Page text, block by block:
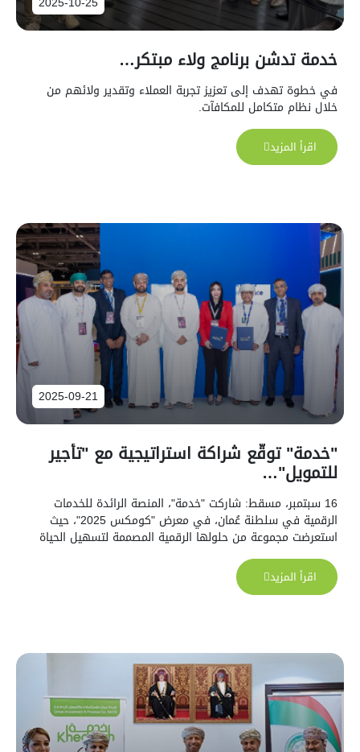
خدمة تدشن برنامج ولاء مبتكر…
في خطوة تهدف إلى تعزيز تجربة العملاء وتقدير ولائهم من
خلال نظام متكامل للمكافآت.
اقرأ المزيد
2025-09-21
"خدمة" توقّع شراكة استراتيجية مع "تأجير
للتمويل"…
16 سبتمبر، مسقط: شاركت "خدمة"، المنصة الرائدة للخدمات
الرقمية في سلطنة عُمان، في معرض "كومكس 2025"، حيث
استعرضت مجموعة من حلولها الرقمية المصممة لتسهيل الحياة
اليومية للمستخدمين في مُختلف القطاعات.
اقرأ المزيد